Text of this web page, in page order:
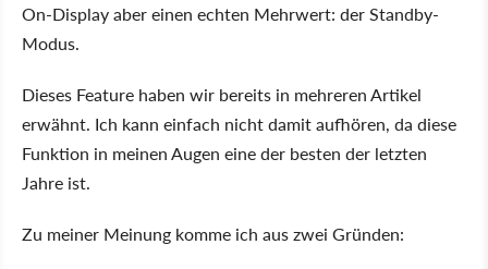
On-Display aber einen echten Mehrwert: der Standby-
Modus.
Dieses Feature haben wir bereits in mehreren Artikel
erwähnt. Ich kann einfach nicht damit aufhören, da diese
Funktion in meinen Augen eine der besten der letzten
Jahre ist.
Zu meiner Meinung komme ich aus zwei Gründen: